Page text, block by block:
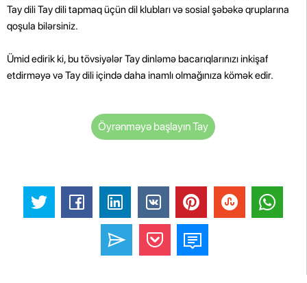
Tay dili Tay dili tapmaq üçün dil klubları və sosial şəbəkə qruplarına
qoşula bilərsiniz.
Ümid edirik ki, bu tövsiyələr Tay dinləmə bacarıqlarınızı inkişaf
etdirməyə və Tay dili içində daha inamlı olmağınıza kömək edir.
Öyrənməyə başlayın Tay